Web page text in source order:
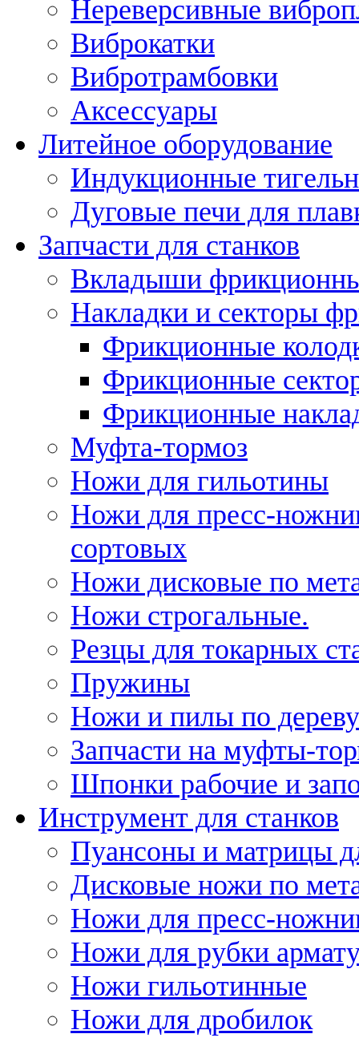
Нереверсивные
Виброкатки
Вибротрамбовки
Аксессуары
Литейное оборудование
Индукционные
Дуговые печи для
Запчасти для станков
Вкладыши
Накладки и секторы
Фрикционные
Фрикционные
Фрикционные
Муфта-тормоз
Ножи для гильотины
Ножи для пресс-
сортовых
Ножи дисковые по
Ножи строгальные.
Резцы для токарных
Пружины
Ножи и пилы по дереву
Запчасти на муфты-
Шпонки рабочие и
Инструмент для станков
Пуансоны и матрицы
Дисковые ножи по
Ножи для пресс-
Ножи для рубки
Ножи гильотинные
Ножи для дробилок